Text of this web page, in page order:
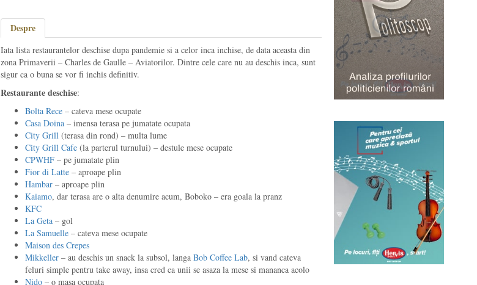
Despre
Iata lista restaurantelor deschise dupa pandemie si a celor inca inchise, de data aceasta din
zona Primaverii – Charles de Gaulle – Aviatorilor. Dintre cele care nu au deschis inca, sunt
sigur ca o buna se vor fi inchis definitiv.
Restaurante deschise:
Bolta Rece– cateva mese ocupate
Casa Doina– imensa terasa pe jumatate ocupata
City Grill(terasa din rond) – multa lume
City Grill Cafe(la parterul turnului) – destule mese ocupate
CPWHF– pe jumatate plin
Fior di Latte– aproape plin
Hambar– aproape plin
Kaiamo, dar terasa are o alta denumire acum, Boboko – era goala la pranz
KFC
La Geta– gol
La Samuelle– cateva mese ocupate
Maison des Crepes
Mikkeller– au deschis un snack la subsol, langa Bob Coffee Lab, si vand cateva
feluri simple pentru take away, insa cred ca unii se asaza la mese si mananca acolo
Nido– o masa ocupata